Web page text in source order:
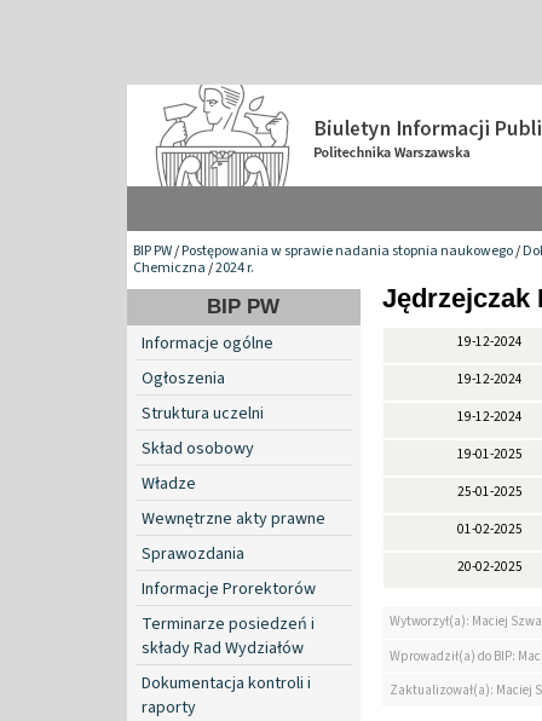
BIP PW/Postępowania w sprawie nadania stopnia naukowego/
Chemiczna/2024 r.
BIP PW
Informacje ogólne
Ogłoszenia
Struktura uczelni
Skład osobowy
Władze
Wewnętrzne akty prawne
Sprawozdania
Informacje Prorektorów
Terminarze posiedzeń i
składy Rad Wydziałów
Dokumentacja kontroli i
raporty
Jędrzejczak
19-12-2024
19-12-2024
19-12-2024
19-01-2025
25-01-2025
01-02-2025
20-02-2025
Wytworzył(a): Maciej
Wprowadził(a) do BIP:
Zaktualizował(a): Maciej